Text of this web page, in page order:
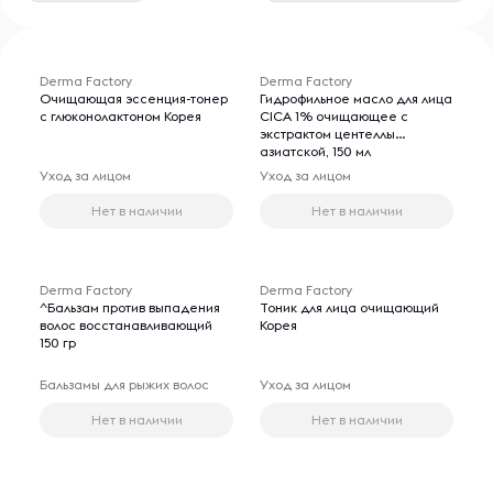
Derma Factory
Очищающая эссенция-тонер
с глюконолактоном Корея
Уход за лицом
Нет в наличии
Derma Factory
Гидрофильное масло для лица
CICA 1% очищающее с
экстрактом центеллы
азиатской, 150 мл
Уход за лицом
Нет в наличии
Derma Factory
^Бальзам против выпадения
волос восстанавливающий
150 гр
Бальзамы для рыжих волос
Нет в наличии
Derma Factory
Тоник для лица очищающий
Корея
Уход за лицом
Нет в наличии